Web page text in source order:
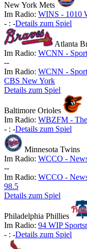
New York Mets
Im Radio: WINS - 1010
- : -Details zum Spiel
Atlanta
Im Radio: WCNN -
--
Im Radio: WCNN -
CBS New York
Details zum Spiel
Baltimore Orioles
Im Radio: WBZFM -
- : -Details zum Spiel
Minnesota Twins
Im Radio: WCCO -
--
Im Radio: WCCO -
98.5
Details zum Spiel
Philadelphia Phillies
Im Radio: 94 WIP
- : -Details zum Spiel